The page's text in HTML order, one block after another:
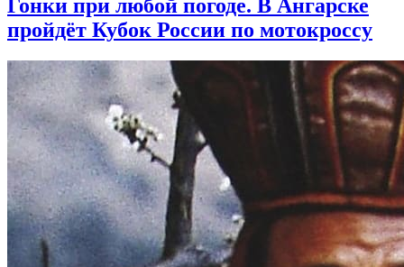
Гонки при любой погоде. В Ангарске
пройдёт Кубок России по мотокроссу